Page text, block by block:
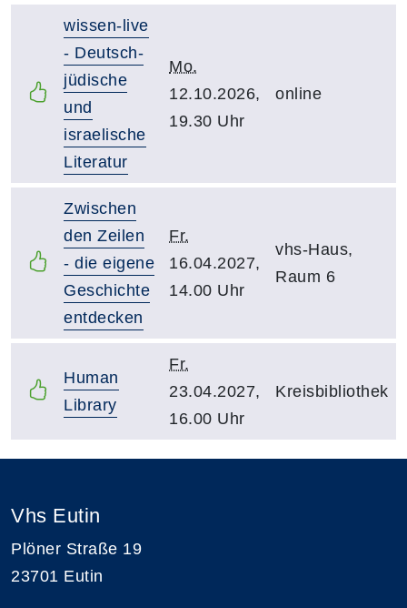
wissen-live
- Deutsch-
jüdische
und
israelische
Literatur
Mo.
12.10.2026,
19.30 Uhr
online
Zwischen
den Zeilen
- die eigene
Geschichte
entdecken
Fr.
16.04.2027,
14.00 Uhr
vhs-Haus,
Raum 6
Human
Library
Fr.
23.04.2027,
16.00 Uhr
Kreisbibliothek
Vhs Eutin
Plöner Straße 19
23701 Eutin